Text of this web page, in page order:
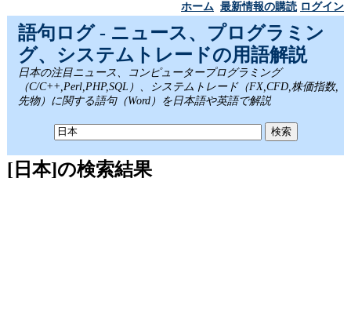
ホーム 最新情報の購読 ログイン
語句ログ - ニュース、プログラミン
グ、システムトレードの用語解説
日本の注目ニュース、コンピュータープログラミング
（C/C++,Perl,PHP,SQL）、システムトレード（FX,CFD,株価指数,
先物）に関する語句（Word）を日本語や英語で解説
[日本]の検索結果